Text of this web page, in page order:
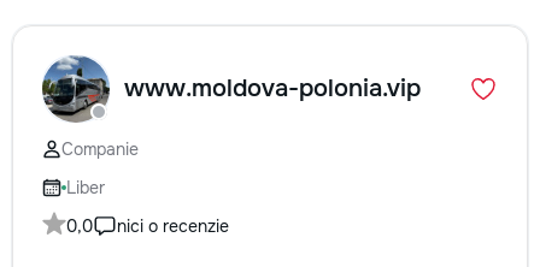
www.moldova-polonia.vip
Companie
Liber
0,0
nici o recenzie